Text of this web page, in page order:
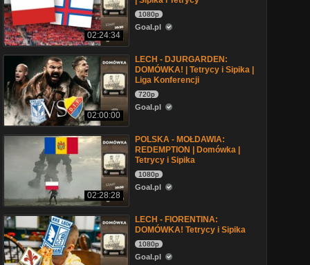
02:24:34
1080p
Goal.pl
02:00:00
LECH - DJURGARDEN:
DOMÓWKA! | Tetrycy i Sipika |
Liga Konferencji
720p
Goal.pl
02:28:28
POLSKA - MOŁDAWIA:
REDEMPTION | Domówka |
Tetrycy i Sipika
1080p
Goal.pl
LECH - FIORENTINA:
DOMÓWKA! Tetrycy i Sipika
1080p
Goal.pl